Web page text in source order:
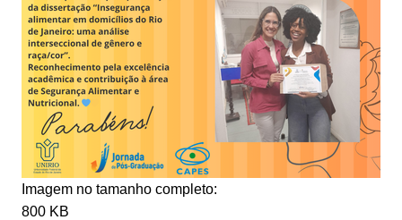
Imagem no tamanho completo:
800 KB